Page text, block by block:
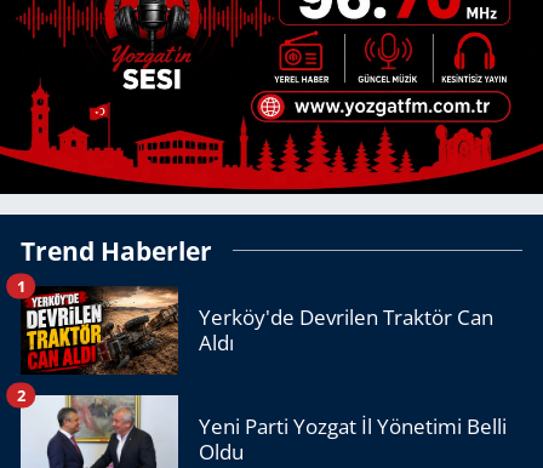
Trend Haberler
Yerköy'de Devrilen Traktör Can
Aldı
1
Yeni Parti Yozgat İl Yönetimi Belli
Oldu
2